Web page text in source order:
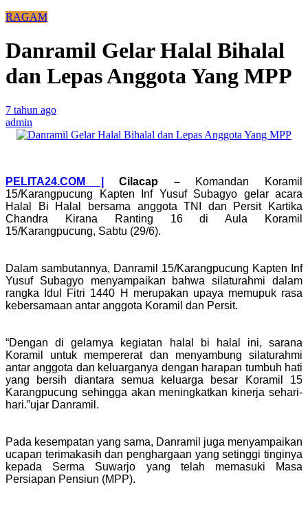
RAGAM
Danramil Gelar Halal Bihalal
dan Lepas Anggota Yang MPP
7 tahun ago
admin
PELITA24.COM | Cilacap – Komandan Koramil
15/Karangpucung Kapten Inf Yusuf Subagyo gelar acara
Halal Bi Halal bersama anggota TNI dan Persit Kartika
Chandra Kirana Ranting 16 di Aula Koramil
15/Karangpucung, Sabtu (29/6).
Dalam sambutannya, Danramil 15/Karangpucung Kapten Inf
Yusuf Subagyo menyampaikan bahwa silaturahmi dalam
rangka Idul Fitri 1440 H merupakan upaya memupuk rasa
kebersamaan antar anggota Koramil dan Persit.
“Dengan di gelarnya kegiatan halal bi halal ini, sarana
Koramil untuk mempererat dan menyambung silaturahmi
antar anggota dan keluarganya dengan harapan tumbuh hati
yang bersih diantara semua keluarga besar Koramil 15
Karangpucung sehingga akan meningkatkan kinerja sehari-
hari.”ujar Danramil.
Pada kesempatan yang sama, Danramil juga menyampaikan
ucapan terimakasih dan penghargaan yang setinggi tinginya
kepada Serma Suwarjo yang telah memasuki Masa
Persiapan Pensiun (MPP).